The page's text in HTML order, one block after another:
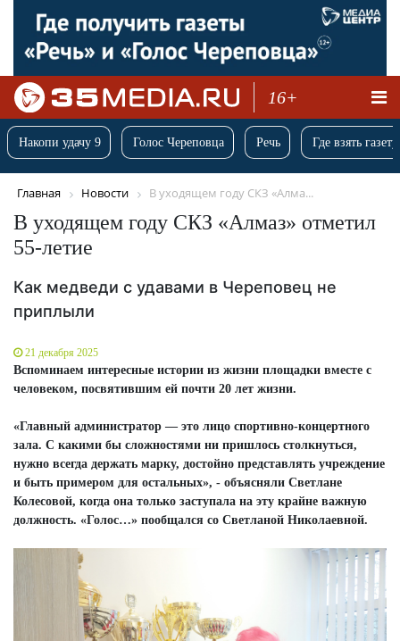
16+
Накопи удачу 9 Голос Череповца Речь Где взять
Главная Новости В уходящем году СКЗ «Алма...
В уходящем году СКЗ «Алмаз» отметил
55-летие
Как медведи с удавами в Череповец не
приплыли
21 декабря 2025
Вспоминаем интересные истории из жизни площадки вместе с
человеком, посвятившим ей почти 20 лет жизни.
«Главный администратор — это лицо спортивно-концертного
зала. С какими бы сложностями ни пришлось столкнуться,
нужно всегда держать марку, достойно представлять учреждение
и быть примером для остальных», - объясняли Светлане
Колесовой, когда она только заступала на эту крайне важную
должность. «Голос…» пообщался со Светланой Николаевной.